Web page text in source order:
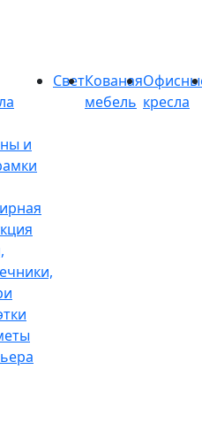
и
СветКованая
мебель кресла